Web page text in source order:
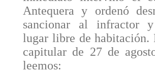
Antequera y ordenó
sancionar al infractor
lugar libre de habitación.
capitular de 27 de
leemos: